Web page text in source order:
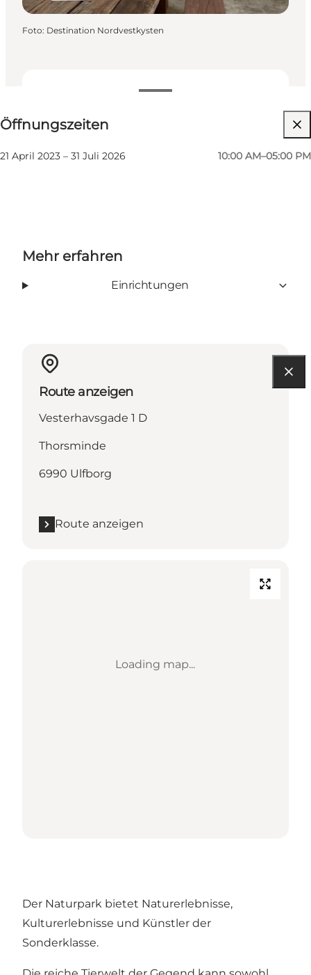
Öffnungszeiten anzeigen
Öffnungszeiten
21 April 2023 – 31 Juli 2026 10:00 AM–05:00 PM
Website besuchen
Foto: Destination Nordvestkysten
Mehr erfahren
Einrichtungen
Route anzeigen
Vesterhavsgade 1 D
Thorsminde
6990 Ulfborg
Route anzeigen
Loading map...
Der Naturpark bietet Naturerlebnisse,
Kulturerlebnisse und Künstler der
Sonderklasse.